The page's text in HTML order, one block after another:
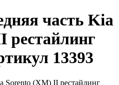
часть Kia
рестайлинг
13393